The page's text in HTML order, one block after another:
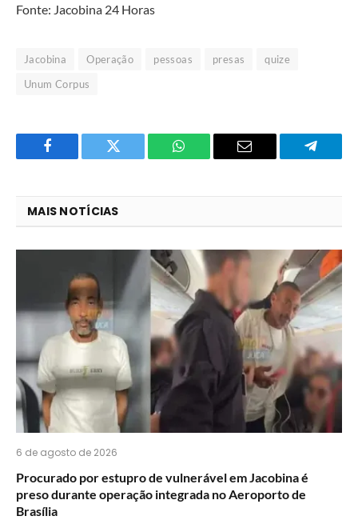
Fonte: Jacobina 24 Horas
Jacobina Operação pessoas presas
quize
Unum Corpus
Facebook Twitter
O
do
WhatsApp?
E-
MAIS NOTÍCIAS
6 de agosto de 2026
Procurado por estupro de vulnerável em Jacobina é
preso durante operação integrada no Aeroporto de
Brasília